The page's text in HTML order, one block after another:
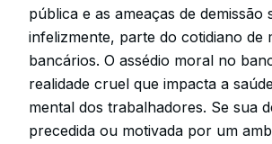
pública e as ameaças de demissão
infelizmente, parte do cotidiano de
bancários. O assédio moral no
realidade cruel que impacta a
mental dos trabalhadores. Se sua
precedida ou motivada por um